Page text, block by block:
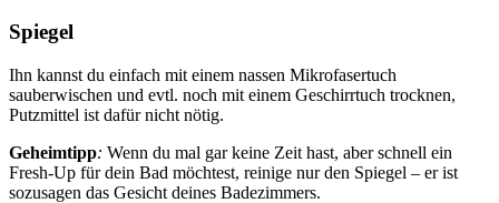
Spiegel
Ihn kannst du einfach mit einem nassen Mikrofasertuch
sauberwischen und evtl. noch mit einem Geschirrtuch trocknen,
Putzmittel ist dafür nicht nötig.
Geheimtipp: Wenn du mal gar keine Zeit hast, aber schnell ein
Fresh-Up für dein Bad möchtest, reinige nur den Spiegel – er ist
sozusagen das Gesicht deines Badezimmers.